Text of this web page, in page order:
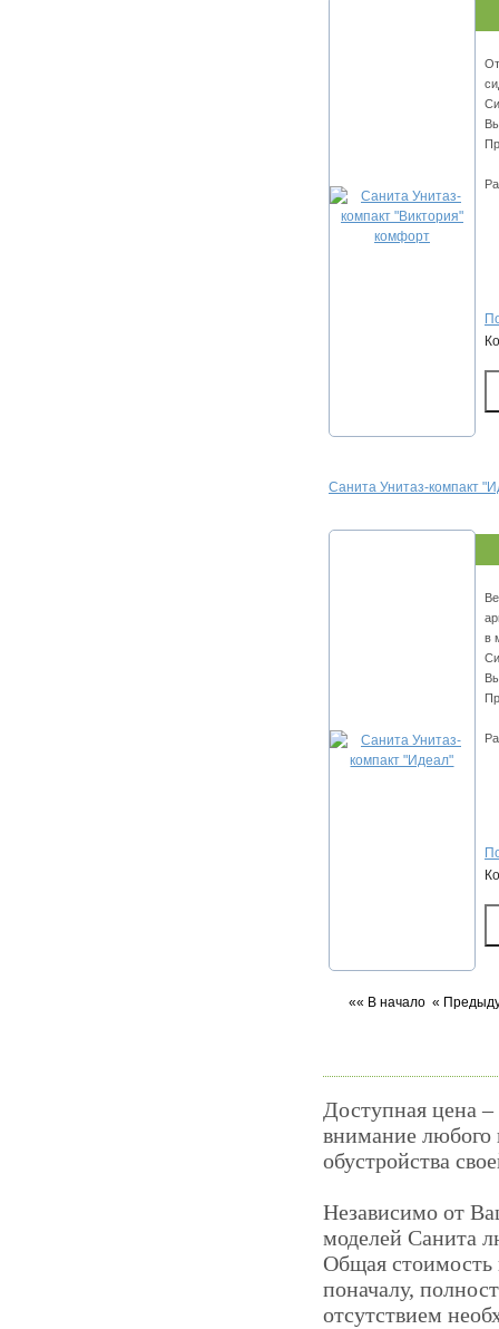
Санита Унитаз-компакт
в
«« В начало «
Доступная цена
внимание любого
обустройства
Независимо от
моделей Санита
Общая стоимость
поначалу,
отсутствием